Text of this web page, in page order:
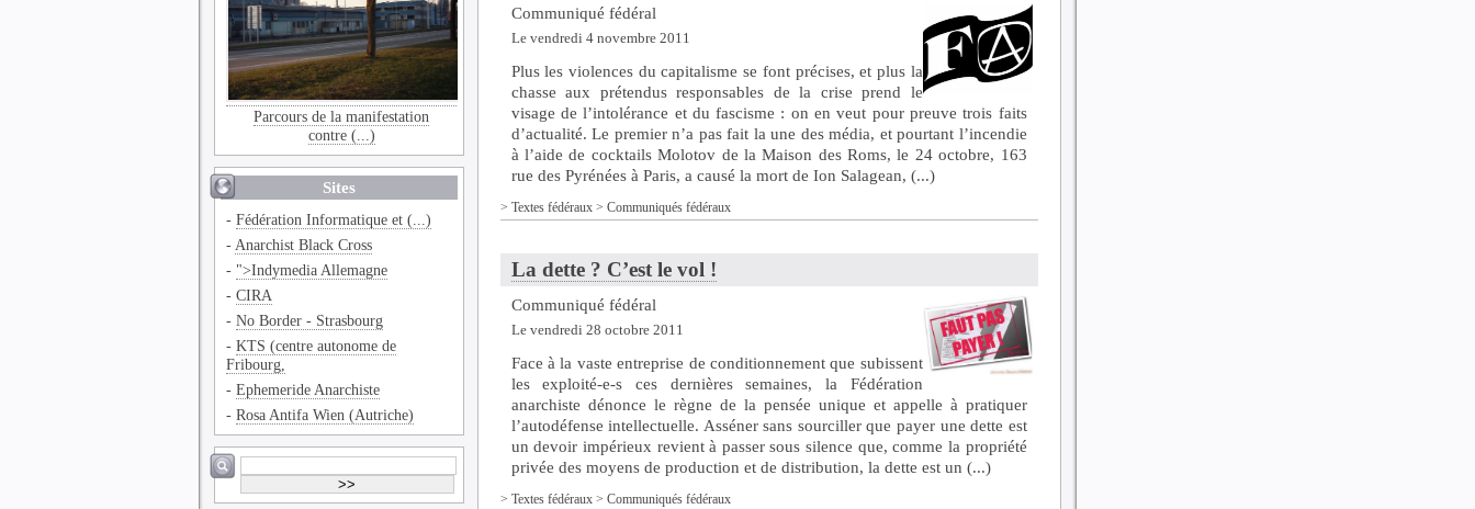
Parcours de la manifestation
contre (...)
Sites
- Fédération Informatique et (...)
- Anarchist Black Cross
- ">Indymedia Allemagne
- CIRA
- No Border - Strasbourg
- KTS (centre autonome de
Fribourg,
- Ephemeride Anarchiste
- Rosa Antifa Wien (Autriche)
Communiqué fédéral
Le vendredi 4 novembre 2011
Plus les violences du capitalisme se font précises, et plus la
chasse aux prétendus responsables de la crise prend le
visage de l’intolérance et du fascisme : on en veut pour preuve trois faits
d’actualité. Le premier n’a pas fait la une des média, et pourtant l’incendie
à l’aide de cocktails Molotov de la Maison des Roms, le 24 octobre, 163
rue des Pyrénées à Paris, a causé la mort de Ion Salagean, (...)
> Textes fédéraux> Communiqués fédéraux
La dette ? C’est le vol !
Communiqué fédéral
Le vendredi 28 octobre 2011
Face à la vaste entreprise de conditionnement que subissent
les exploité-e-s ces dernières semaines, la Fédération
anarchiste dénonce le règne de la pensée unique et appelle à pratiquer
l’autodéfense intellectuelle. Asséner sans sourciller que payer une dette est
un devoir impérieux revient à passer sous silence que, comme la propriété
privée des moyens de production et de distribution, la dette est un (...)
> Textes fédéraux> Communiqués fédéraux